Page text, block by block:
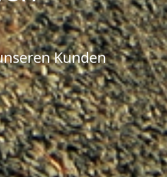
Kunden